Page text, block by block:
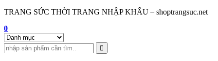
TRANG SỨC THỜI TRANG NHẬP KHẨU – shoptrangsuc.net
0